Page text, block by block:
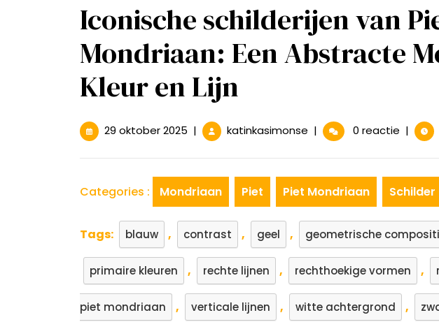
Iconische schilderijen van
Mondriaan: Een Abstracte
Kleur en Lijn
29 oktober 2025 29
oktober
2025
| katinkasimonse Iconische
schilderijen
van
Mondriaan:
Abstracte
Meester
in
Kleur
Lijn
| 0 reactie |
Categories : Mondriaan Piet Piet Mondriaan Schilder
Tags: blauw , contrast , geel , geometrische
primaire kleuren , rechte lijnen , rechthoekige vormen ,
piet mondriaan , verticale lijnen , witte achtergrond ,